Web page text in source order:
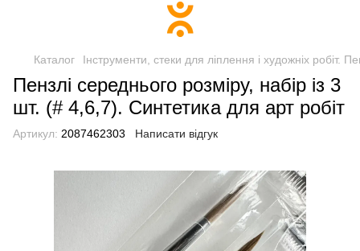
Каталог Інструменти, стеки для ліплення і художніх робіт.
Пензлі середнього розміру, набір із 3
шт. (# 4,6,7). Синтетика для арт робіт
Артикул: 2087462303 Написати відгук